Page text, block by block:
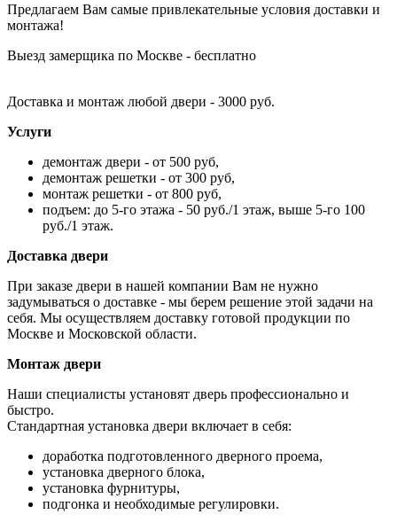
Предлагаем Вам самые привлекательные условия доставки и
монтажа!
Выезд замерщика по Москве - бесплатно
Доставка и монтаж любой двери - 3000 руб.
Услуги
демонтаж двери - от 500 руб,
демонтаж решетки - от 300 руб,
монтаж решетки - от 800 руб,
подъем: до 5-го этажа - 50 руб./1 этаж, выше 5-го 100
руб./1 этаж.
Доставка двери
При заказе двери в нашей компании Вам не нужно
задумываться о доставке - мы берем решение этой задачи на
себя. Мы осуществляем доставку готовой продукции по
Москве и Московской области.
Монтаж двери
Наши специалисты установят дверь профессионально и
быстро.
Стандартная установка двери включает в себя:
доработка подготовленного дверного проема,
установка дверного блока,
установка фурнитуры,
подгонка и необходимые регулировки.